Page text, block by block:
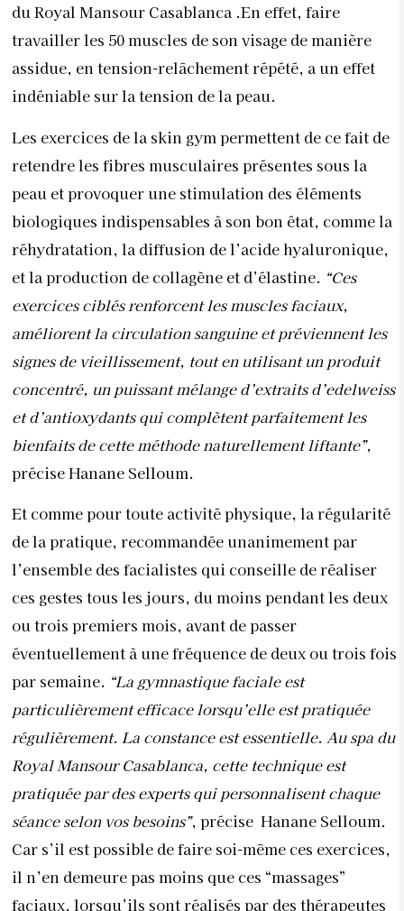
du Royal Mansour Casablanca .En effet, faire
travailler les 50 muscles de son visage de manière
assidue, en tension-relâchement répété, a un effet
indéniable sur la tension de la peau.
Les exercices de la skin gym permettent de ce fait de
retendre les fibres musculaires présentes sous la
peau et provoquer une stimulation des éléments
biologiques indispensables à son bon état, comme la
réhydratation, la diffusion de l’acide hyaluronique,
et la production de collagène et d’élastine. “Ces
exercices ciblés renforcent les muscles faciaux,
améliorent la circulation sanguine et préviennent les
signes de vieillissement, tout en utilisant un produit
concentré, un puissant mélange d’extraits d’edelweiss
et d’antioxydants qui complètent parfaitement les
bienfaits de cette méthode naturellement liftante”,
précise Hanane Selloum.
Et comme pour toute activité physique, la régularité
de la pratique, recommandée unanimement par
l’ensemble des facialistes qui conseille de réaliser
ces gestes tous les jours, du moins pendant les deux
ou trois premiers mois, avant de passer
éventuellement à une fréquence de deux ou trois fois
par semaine. “La gymnastique faciale est
particulièrement efficace lorsqu’elle est pratiquée
régulièrement. La constance est essentielle. Au spa du
Royal Mansour Casablanca, cette technique est
pratiquée par des experts qui personnalisent chaque
séance selon vos besoins”, précise Hanane Selloum.
Car s’il est possible de faire soi-même ces exercices,
il n’en demeure pas moins que ces “massages”
faciaux, lorsqu’ils sont réalisés par des thérapeutes